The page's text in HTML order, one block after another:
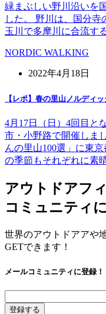
緑まぶしい野川沿いを
した。 野川は、国分
玉川で多摩川に合流す
NORDIC WALKING
2022年4月18日
【レポ】春の里山ノルディ
4月17日（日）4回目と
市・小野路で開催しま
んの里山100選」に東
の季節もそれぞれに素
アウトドアフ
コミュニティ
世界のアウトドアアや
GETできます！
メールコミュニティに登録！